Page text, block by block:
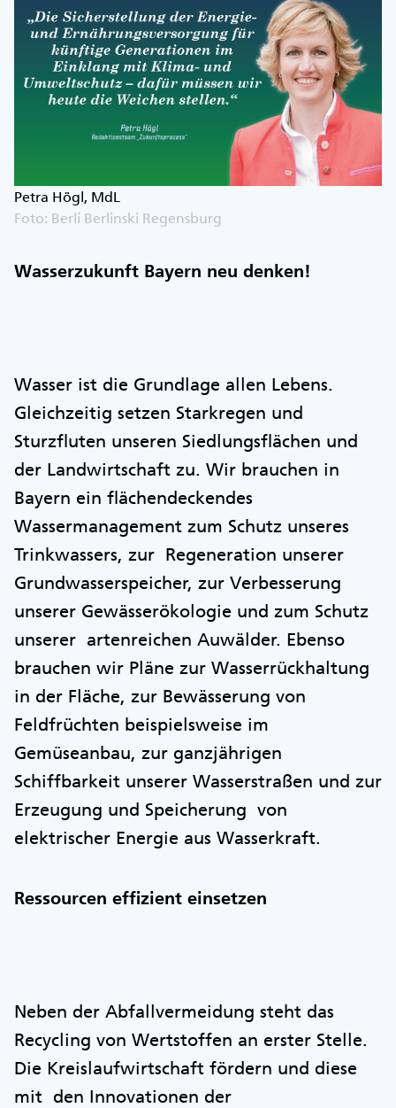
Petra Högl, MdL
Foto: Berli Berlinski Regensburg
Wasserzukunft Bayern neu denken!
Wasser ist die Grundlage allen Lebens.
Gleichzeitig setzen Starkregen und
Sturzfluten unseren Siedlungsflächen und
der Landwirtschaft zu. Wir brauchen in
Bayern ein flächendeckendes
Wassermanagement zum Schutz unseres
Trinkwassers, zur Regeneration unserer
Grundwasserspeicher, zur Verbesserung
unserer Gewässerökologie und zum Schutz
unserer artenreichen Auwälder. Ebenso
brauchen wir Pläne zur Wasserrückhaltung
in der Fläche, zur Bewässerung von
Feldfrüchten beispielsweise im
Gemüseanbau, zur ganzjährigen
Schiffbarkeit unserer Wasserstraßen und zur
Erzeugung und Speicherung von
elektrischer Energie aus Wasserkraft.
Ressourcen effizient einsetzen
Neben der Abfallvermeidung steht das
Recycling von Wertstoffen an erster Stelle.
Die Kreislaufwirtschaft fördern und diese
mit den Innovationen der